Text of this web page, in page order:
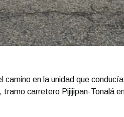
camino en la unidad que
carretero Pijijipan-Tonalá